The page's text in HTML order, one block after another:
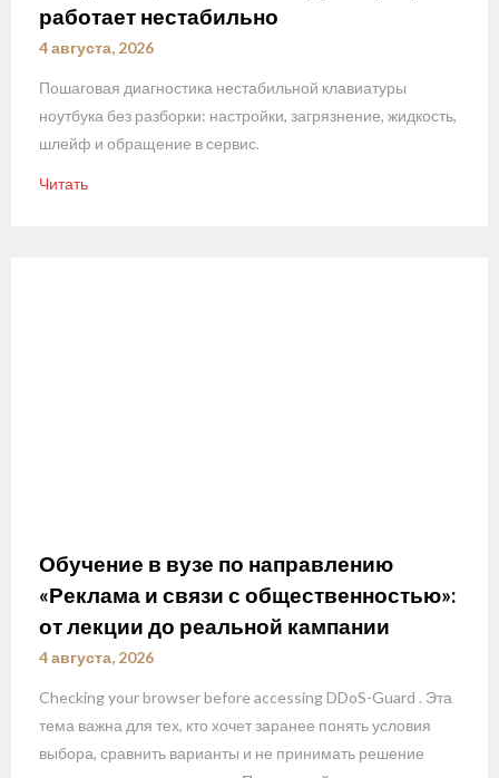
работает нестабильно
4 августа, 2026
Пошаговая диагностика нестабильной клавиатуры
ноутбука без разборки: настройки, загрязнение, жидкость,
шлейф и обращение в сервис.
Читать
Обучение в вузе по направлению
«Реклама и связи с общественностью»:
от лекции до реальной кампании
4 августа, 2026
Checking your browser before accessing DDoS-Guard . Эта
тема важна для тех, кто хочет заранее понять условия
выбора, сравнить варианты и не принимать решение